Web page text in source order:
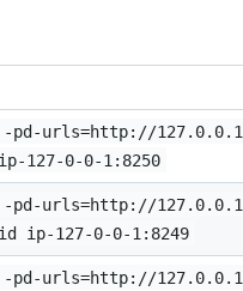
urls=http://
127-0-0-1:8250
urls=http://
ip-127-0-0-1:8249
urls=http://